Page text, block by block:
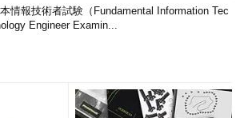
情報技術者試験（Fundamental Information Tec
Engineer Examin...